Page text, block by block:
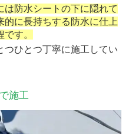
は防水シートの下に隠れて
的に長持ちする防水に仕上
す。
つひとつ丁寧に施工してい
施工